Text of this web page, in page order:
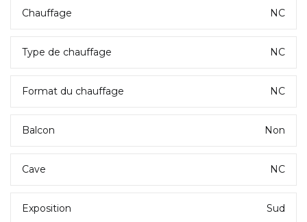
Chauffage NC
Type de chauffage NC
Format du chauffage NC
Balcon Non
Cave NC
Exposition Sud